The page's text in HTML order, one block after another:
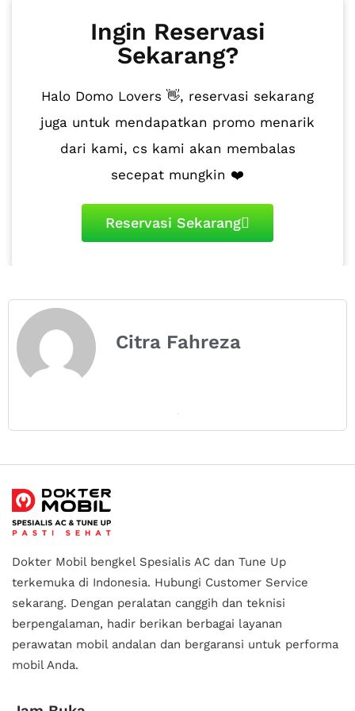
Ingin Reservasi
Sekarang?
Halo Domo Lovers 👋, reservasi sekarang
juga untuk mendapatkan promo menarik
dari kami, cs kami akan membalas
secepat mungkin ❤️
Reservasi Sekarang
Citra Fahreza
Dokter Mobil bengkel Spesialis AC dan Tune Up
terkemuka di Indonesia. Hubungi Customer Service
sekarang. Dengan peralatan canggih dan teknisi
berpengalaman, hadir berikan berbagai layanan
perawatan mobil andalan dan bergaransi untuk performa
mobil Anda.